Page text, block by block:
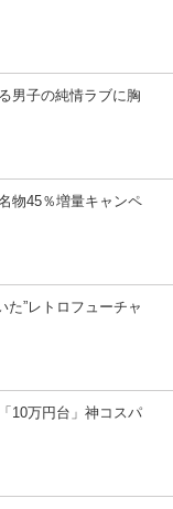
男子の純情ラブに胸
物45％増量キャンペ
”レトロフューチャ
10万円台」神コスパ